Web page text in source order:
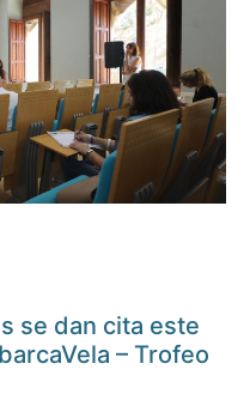
se dan cita este
– Trofeo